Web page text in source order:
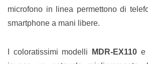
microfono in linea permettono di
smartphone a mani libere.
I coloratissimi modelli MDR-EX110